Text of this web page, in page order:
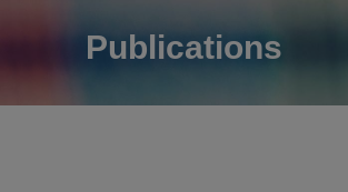
Publications